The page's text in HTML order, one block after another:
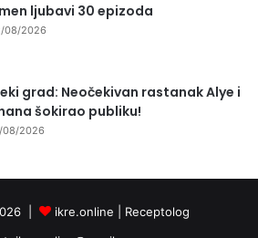
ljubavi 30 epizoda
08/2026
grad: Neočekivan rastanak Alye i
šokirao publiku!
08/2026
| ikre.online | Receptolog